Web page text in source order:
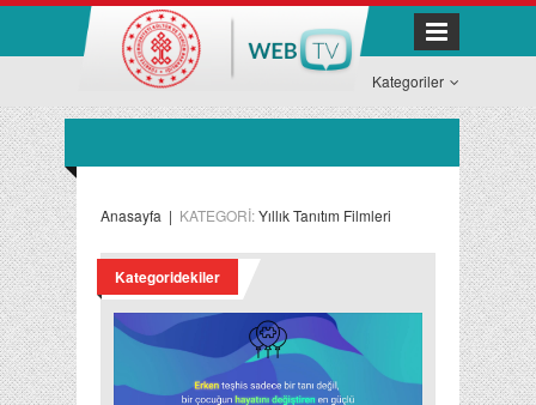
Kategoriler
Anasayfa | KATEGORİ:Yıllık Tanıtım Filmleri
Kategoridekiler